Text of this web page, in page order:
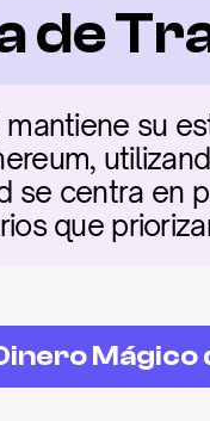
de
mantiene su
se centra en
que
Mágico